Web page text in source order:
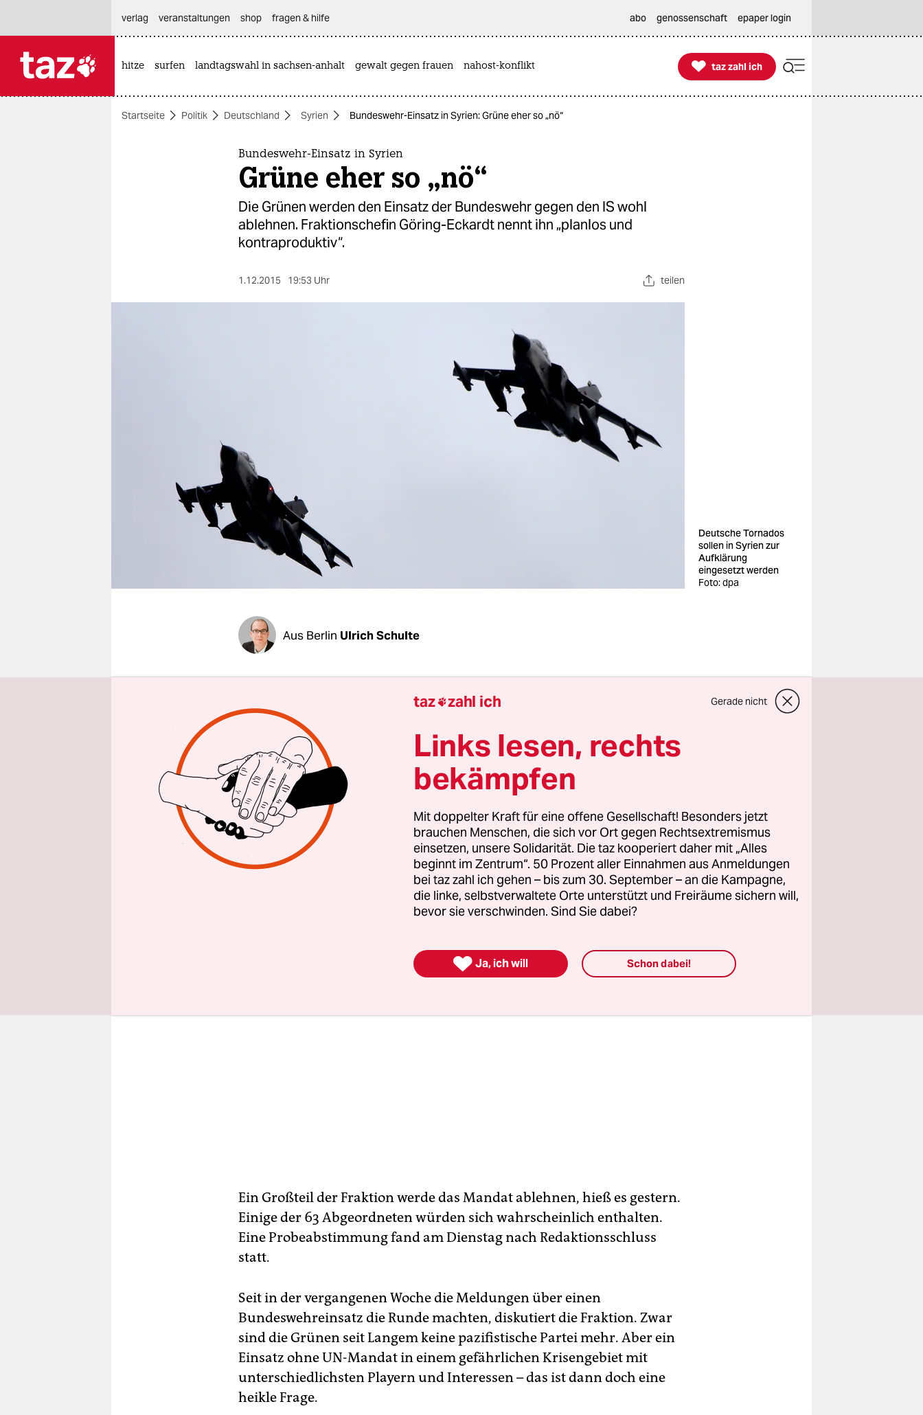
themen
fragen & hilfe
genossenschaft
verlag
veranstaltungen shop fragen & hilfe abo genossenschaft epaper login
hitze surfen landtagswahl in sachsen-anhalt gewalt gegen frauen nahost-konflikt 
taz zahl ich
taz zahl ich
Startseite Politik Deutschland Syrien Bundeswehr-Einsatz in Syrien: Grüne eher so „nö“
Bundeswehr-Einsatz in Syrien
Grüne eher so „nö“
Die Grünen werden den Einsatz der Bundeswehr gegen den IS wohl
ablehnen. Fraktionschefin Göring-Eckardt nennt ihn „planlos und
kontraproduktiv“.
1.12.2015 19:53 Uhr teilen
Deutsche Tornados
sollen in Syrien zur
Aufklärung
eingesetzt werden
Foto: dpa
Aus Berlin Ulrich Schulte
Für Katrin Göring-Eckardt sind bei dem Einsatz der Bundeswehr in
Syrien zu viele Fragen offen. „Was die Bundesregierung vorgelegt hat,
führt dazu, dass wir in einen Krieg stolpern, der planlos und
kontraproduktiv ist.“ Dann zählt die Fraktionschefin der Grünen auf:
Was ist mit Assad? Welche Rolle spielt Putin? Geht es um einen Deal
zulasten der Ukraine?
Die Grünen haben es sich mit der Entscheidung nicht leicht gemacht.
Doch jetzt zeichnet sich ein Nein der Fraktion zu dem Mandat ab, das
die Bundesregierung noch diese Woche vom Bundestag beschließen
lassen will: „So, wie die Situation jetzt ist, kann ich mir eine
Zustimmung zu einem Mandat nicht vorstellen“, sagt Göring-Eckardt.
Ein Großteil der Fraktion werde das Mandat ablehnen, hieß es gestern.
Einige der 63 Abgeordneten würden sich wahrscheinlich enthalten.
Eine Probeabstimmung fand am Dienstag nach Redaktionsschluss
statt.
Seit in der vergangenen Woche die Meldungen über einen
Bundeswehreinsatz die Runde machten, diskutiert die Fraktion. Zwar
sind die Grünen seit Langem keine pazifistische Partei mehr. Aber ein
Einsatz ohne UN-Mandat in einem gefährlichen Krisengebiet mit
unterschiedlichsten Playern und Interessen – das ist dann doch eine
heikle Frage.
taz zahl ich Gerade nicht
Links lesen, rechts
bekämpfen
Mit doppelter Kraft für eine offene Gesellschaft! Besonders jetzt
brauchen Menschen, die sich vor Ort gegen Rechtsextremismus
einsetzen, unsere Solidarität. Die taz kooperiert daher mit „Alles
beginnt im Zentrum“. 50 Prozent aller Einnahmen aus Anmeldungen
bei taz zahl ich gehen – bis zum 30. September – an die Kampagne,
die linke, selbstverwaltete Orte unterstützt und Freiräume sichern will,
bevor sie verschwinden. Sind Sie dabei?
 Ja, ich will Schon dabei!